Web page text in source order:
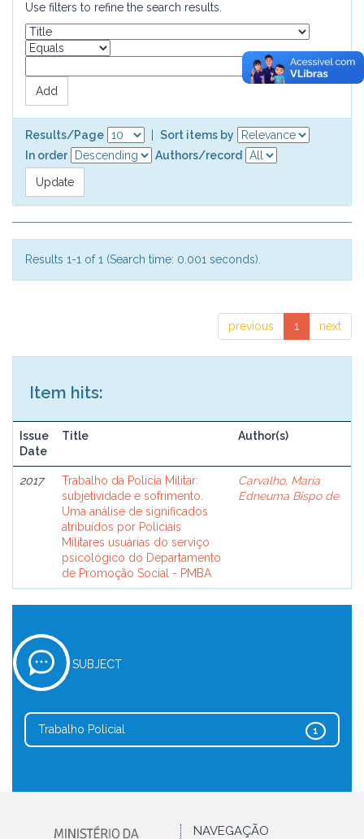
Use filters to refine the search results.
Results/Page
Sort items by
In order
Authors/record
Results 1-1 of 1 (Search time: 0.001 seconds).
previous 1 next
Item hits:
Issue
Date
Title Author(s)
2017
Trabalho da Policia Militar:
subjetividade e sofrimento.
Uma análise de significados
atribuídos por Policiais
Militares usuárias do serviço
psicológico do Departamento
de Promoção Social - PMBA
Carvalho, Maria
Edneuma Bispo de
SUBJECT
1
Trabalho Policial
NAVEGAÇÃO